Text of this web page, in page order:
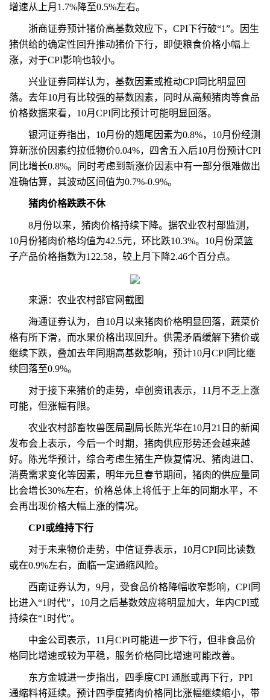
增速从上月1.7%降至0.5%左右。
浙商证券预计猪价高基数效应下，CPI下行破“1”。因生
猪供给的确定性回升推动猪价下行，即便粮食价格小幅上
涨，对于CPI影响也较小。
兴业证券同样认为，基数因素或推动CPI同比明显回
落。去年10月有比较强的基数因素，同时从高频猪肉等食品
价格数据来看，10月CPI同比预计可能明显回落。
银河证券指出，10月份的翘尾因素为0.8%，10月份经测
算新涨价因素约拉低物价0.04%，四舍五入后10月份预计CPI
同比增长0.8%。同时考虑到新涨价因素中有一部分很难做出
准确估算，其波动区间值为0.7%-0.9%。
猪肉价格跌跌不休
8月份以来，猪肉价格持续下降。据农业农村部监测，
10月份猪肉价格均值为42.5元，环比跌10.3%。10月份菜篮
子产品价格指数为122.58，较上月下降2.46个百分点。
来源：农业农村部官网截图
海通证券认为，自10月以来猪肉价格明显回落，蔬菜价
格有所下滑，而水果价格出现回升。供需矛盾缓解下猪价或
继续下跌，叠加去年同期高基数影响，预计10月CPI同比继
续回落至0.9%。
对于接下来猪价的走势，卓创资讯表示，11月不乏上涨
可能，但涨幅有限。
农业农村部畜牧兽医局副局长陈光华在10月21日的新闻
发布会上表示，今后一个时期，猪肉供应形势还会越来越
好。陈光华预计，综合考虑生猪生产恢复情况、猪肉进口、
消费需求变化等因素，明年元旦春节期间，猪肉的供应量同
比会增长30%左右，价格总体上将低于上年的同期水平，不
会再出现价格大幅上涨的情况。
CPI或维持下行
对于未来物价走势，中信证券表示，10月CPI同比读数
或在0.9%左右，面临一定通缩风险。
西南证券认为，9月，受食品价格降幅收窄影响，CPI同
比进入“1时代”，10月之后基数效应将明显加大，年内CPI或
持续在“1时代”。
中金公司表示，11月CPI可能进一步下行，但非食品价
格同比增速或较为平稳，服务价格同比增速可能改善。
东方金城进一步指出，四季度CPI 通胀或再下行，PPI
通缩料将延续。预计四季度猪肉价格同比涨幅继续缩小，带